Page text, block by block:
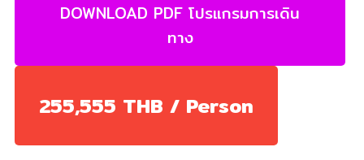
DOWNLOAD PDF โปรแกรมการเดิน
ทาง
255,555 THB / Person